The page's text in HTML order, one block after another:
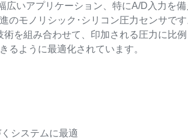
いアプリケーション、特にA/D入力を
のモノリシック･シリコン圧力センサで
を組み合わせて、印加される圧力に比
るように最適化されています。
システムに最適